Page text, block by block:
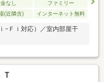
なし
ファミリー
(近隣含) インターネット無料
−Ｆｉ対応）／室内部屋干
Ｔ